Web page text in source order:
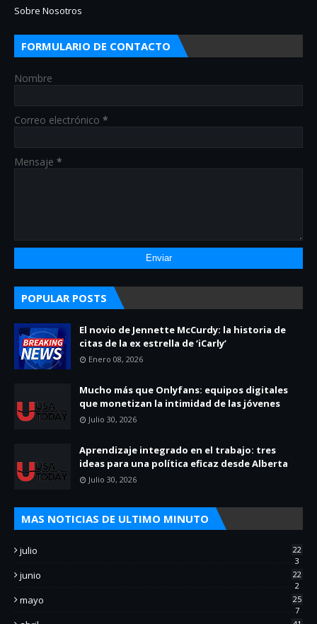
Sobre Nosotros
FORMULARIO DE CONTACTO
Nombre
Correo electrónico *
Mensaje *
POPULAR POSTS
El novio de Jennette McCurdy: la historia de
citas de la ex estrella de ‘iCarly’
Enero 08, 2026
Mucho más que Onlyfans: equipos digitales
que monetizan la intimidad de las jóvenes
Julio 30, 2026
Aprendizaje integrado en el trabajo: tres
ideas para una política eficaz desde Alberta
Julio 30, 2026
MAS NOTICIAS DE ULTIMO MINUTO
julio
22
3
junio
22
2
mayo
25
7